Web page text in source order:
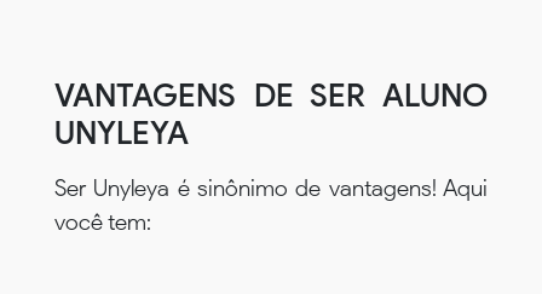
VANTAGENS DE SER ALUNO
UNYLEYA
Ser Unyleya é sinônimo de vantagens! Aqui
você tem: